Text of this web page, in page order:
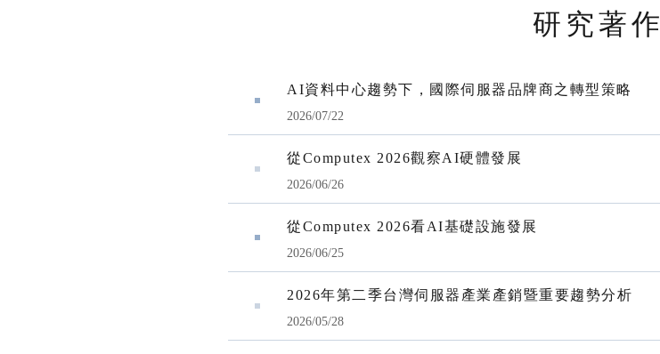
研究著作
AI資料中心趨勢下，國際伺服器品牌商之轉型策略
2026/07/22
從Computex 2026觀察AI硬體發展
2026/06/26
從Computex 2026看AI基礎設施發展
2026/06/25
2026年第二季台灣伺服器產業產銷暨重要趨勢分析
2026/05/28